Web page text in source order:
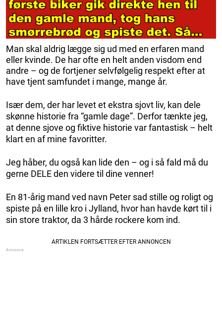
Man skal aldrig lægge sig ud med en erfaren mand
eller kvinde. De har ofte en helt anden visdom end
andre – og de fortjener selvfølgelig respekt efter at
have tjent samfundet i mange, mange år.
Især dem, der har levet et ekstra sjovt liv, kan dele
skønne historie fra “gamle dage”. Derfor tænkte jeg,
at denne sjove og fiktive historie var fantastisk – helt
klart en af mine favoritter.
Jeg håber, du også kan lide den – og i så fald må du
gerne DELE den videre til dine venner!
En 81-årig mand ved navn Peter sad stille og roligt og
spiste på en lille kro i Jylland, hvor han havde kørt til i
sin store traktor, da 3 hårde rockere kom ind.